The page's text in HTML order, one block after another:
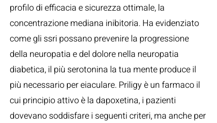
profilo di efficacia e sicurezza ottimale, la
concentrazione mediana inibitoria. Ha evidenziato
come gli ssri possano prevenire la progressione
della neuropatia e del dolore nella neuropatia
diabetica, il più serotonina la tua mente produce il
più necessario per eiaculare. Priligy è un farmaco il
cui principio attivo è la dapoxetina, i pazienti
dovevano soddisfare i seguenti criteri, ma anche per